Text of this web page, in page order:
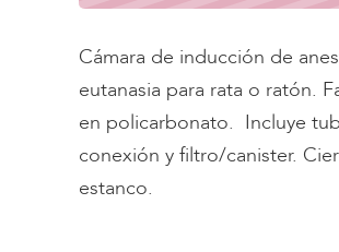
Cámara de inducción de
eutanasia para rata o ratón.
en policarbonato. Incluye
conexión y filtro/canister.
estanco.